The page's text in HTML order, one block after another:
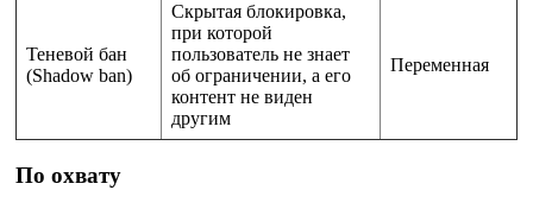
Теневой бан
(Shadow ban)
Скрытая блокировка,
при которой
пользователь не знает
об ограничении, а его
контент не виден
другим
Переменная
По охвату